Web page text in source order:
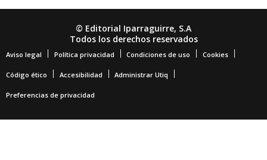
© Editorial Iparraguirre, S.A
Todos los derechos reservados
Aviso legal Política privacidad Condiciones de uso Cookies
Código ético Accesibilidad Administrar Utiq
Preferencias de privacidad